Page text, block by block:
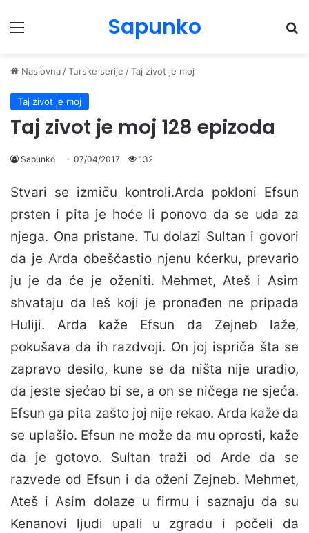
Menu Sapunko
Naslovna /Turske serije /Taj zivot je moj
Taj zivot je moj
Taj zivot je moj 128 epizoda
Sapunko 07/04/2017 132
Stvari se izmiču kontroli.Arda pokloni Efsun
prsten i pita je hoće li ponovo da se uda za
njega. Ona pristane. Tu dolazi Sultan i govori
da je Arda obeščastio njenu kćerku, prevario
ju je da će je oženiti. Mehmet, Ateš i Asim
shvataju da leš koji je pronađen ne pripada
Huliji. Arda kaže Efsun da Zejneb laže,
pokušava da ih razdvoji. On joj ispriča šta se
zapravo desilo, kune se da ništa nije uradio,
da jeste sjećao bi se, a on se ničega ne sjeća.
Efsun ga pita zašto joj nije rekao. Arda kaže da
se uplašio. Efsun ne može da mu oprosti, kaže
da je gotovo. Sultan traži od Arde da se
razvede od Efsun i da oženi Zejneb. Mehmet,
Ateš i Asim dolaze u firmu i saznaju da su
Kenanovi ljudi upali u zgradu i počeli da